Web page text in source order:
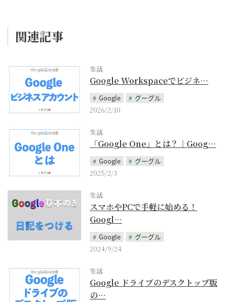
関連記事
生活
Google Workspaceでビジネ…
Google
グーグル
2026/2/10
生活
「Google One」とは？｜Goog…
Google
グーグル
2025/2/3
生活
スマホやPCで手軽に始める！
Googl…
Google
グーグル
2024/9/24
生活
Google ドライブのデスクトップ版
の…